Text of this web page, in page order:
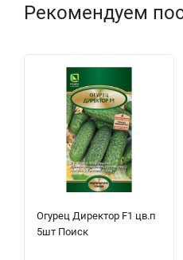
Рекомендуем
Огурец Директор F1 цв.п
5шт Поиск